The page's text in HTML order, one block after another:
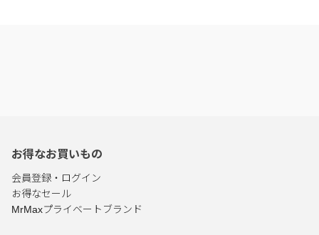
お得なお買いもの
会員登録・ログイン
お得なセール
MrMaxプライベートブランド